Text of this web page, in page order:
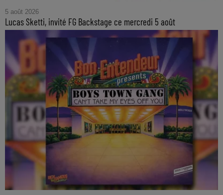
5 août 2026
Lucas Sketti, invité FG Backstage ce mercredi 5 août